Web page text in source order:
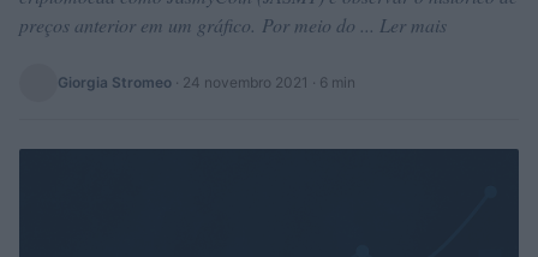
preços anterior em um gráfico. Por meio do ... Ler mais
Giorgia Stromeo · 24 novembro 2021 · 6 min